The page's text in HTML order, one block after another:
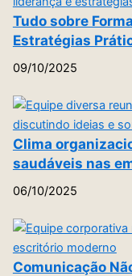
Tudo sobre
Estratégias
09/10/2025
Clima
saudáveis nas
06/10/2025
Comunicação